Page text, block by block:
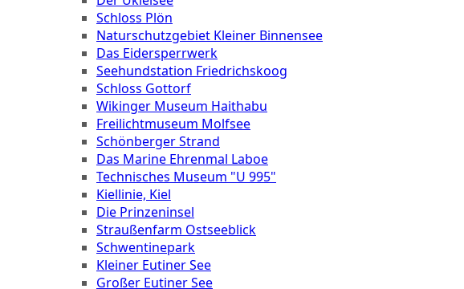
Schloss Plön
Naturschutzgebiet Kleiner Binnensee
Das Eidersperrwerk
Seehundstation Friedrichskoog
Schloss Gottorf
Wikinger Museum Haithabu
Freilichtmuseum Molfsee
Schönberger Strand
Das Marine Ehrenmal Laboe
Technisches Museum "U 995"
Kiellinie, Kiel
Die Prinzeninsel
Straußenfarm Ostseeblick
Schwentinepark
Kleiner Eutiner See
Großer Eutiner See